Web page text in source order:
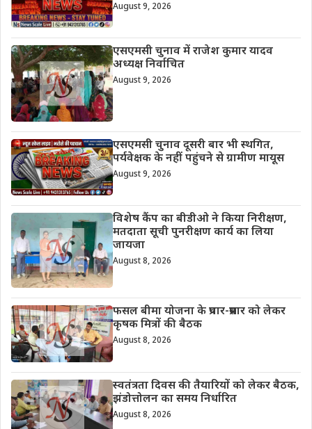
August 9, 2026
एसएमसी चुनाव में राजेश कुमार यादव
अध्यक्ष निर्वाचित
August 9, 2026
एसएमसी चुनाव दूसरी बार भी स्थगित,
पर्यवेक्षक के नहीं पहुंचने से ग्रामीण मायूस
August 9, 2026
विशेष कैंप का बीडीओ ने किया निरीक्षण,
मतदाता सूची पुनरीक्षण कार्य का लिया
जायजा
August 8, 2026
फसल बीमा योजना के प्रचार-प्रसार को लेकर
कृषक मित्रों की बैठक
August 8, 2026
स्वतंत्रता दिवस की तैयारियों को लेकर बैठक,
झंडोत्तोलन का समय निर्धारित
August 8, 2026